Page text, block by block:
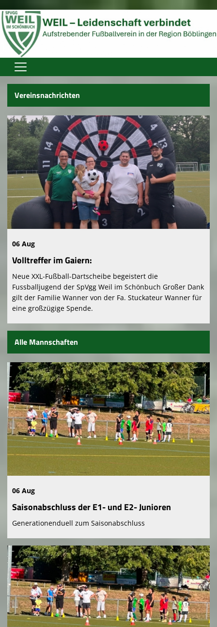
Home
Verein
Aktive
Jugend
Spielplan
Trainingszeiten
Spielstätten
Vereinsshop
Gaststätte
Kontaktformular
Vereinsnachrichten
06 Aug
Volltreffer im Gaiern:
Neue XXL-Fußball-Dartscheibe begeistert die
Fussballjugend der SpVgg Weil im Schönbuch Großer Dank
gilt der Familie Wanner von der Fa. Stuckateur Wanner für
eine großzügige Spende.
Alle Mannschaften
06 Aug
Saisonabschluss der E1- und E2- Junioren
Generationenduell zum Saisonabschluss